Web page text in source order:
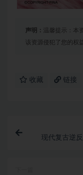
声明： 温馨提示：本
该资源侵犯了您的权
收藏 链接
现代复古逆